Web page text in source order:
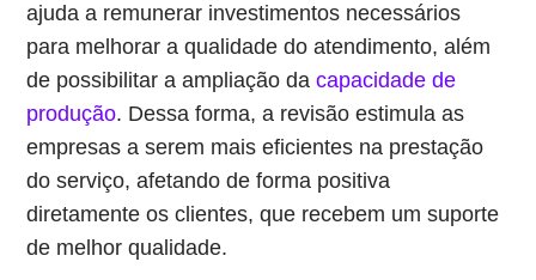
ajuda a remunerar investimentos necessários
para melhorar a qualidade do atendimento, além
de possibilitar a ampliação dacapacidade de
produção. Dessa forma, a revisão estimula as
empresas a serem mais eficientes na prestação
do serviço, afetando de forma positiva
diretamente os clientes, que recebem um suporte
de melhor qualidade.